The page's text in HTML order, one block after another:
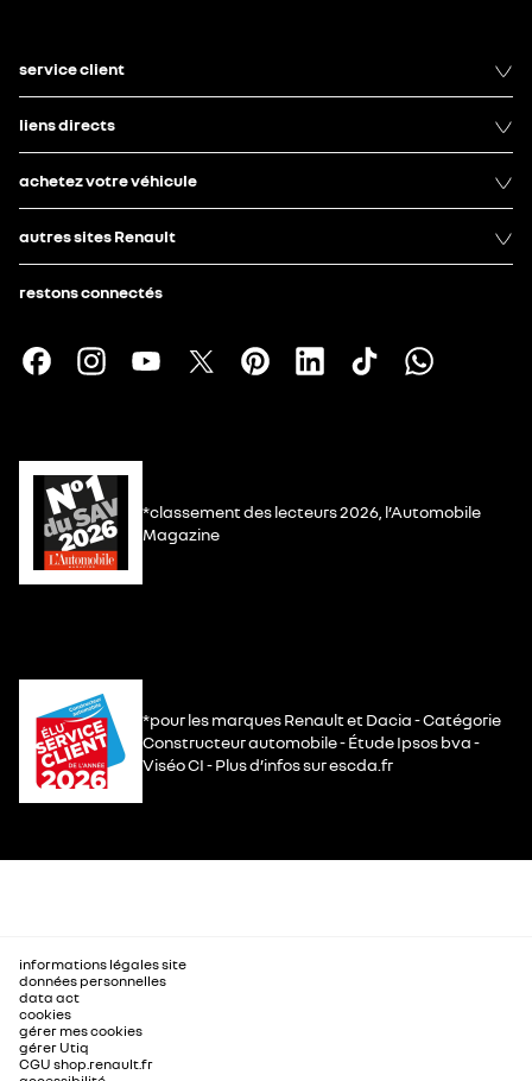
service client
liens directs
achetez votre véhicule
autres sites Renault
restons connectés
*classement des lecteurs 2026, l’Automobile
Magazine
*pour les marques Renault et Dacia - Catégorie
Constructeur automobile - Étude Ipsos bva -
Viséo CI - Plus d’infos sur escda.fr
informations légales site
données personnelles
data act
cookies
gérer mes cookies
gérer Utiq
CGU shop.renault.fr